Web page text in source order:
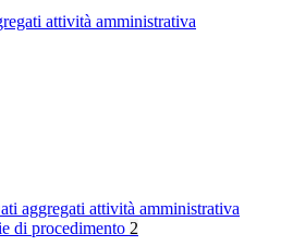
attività amministrativa
aggregati attività amministrativa
di procedimento 2